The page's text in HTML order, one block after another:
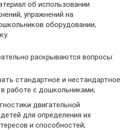
об использовании
упражнений на
оборудовании,
раскрываются вопросы:
стандартное и нестандартное
работе с дошкольниками;
двигательной
для оп­ределения их
и способностей;